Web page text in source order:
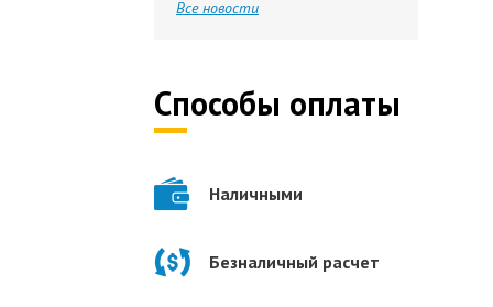
Все новости
Способы оплаты
Наличными
Безналичный расчет